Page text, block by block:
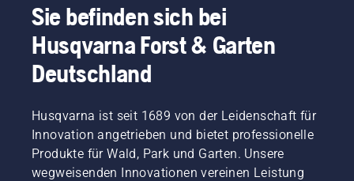
Sie befinden sich bei
Husqvarna Forst & Garten
Deutschland
Husqvarna ist seit 1689 von der Leidenschaft für
Innovation angetrieben und bietet professionelle
Produkte für Wald, Park und Garten. Unsere
wegweisenden Innovationen vereinen Leistung